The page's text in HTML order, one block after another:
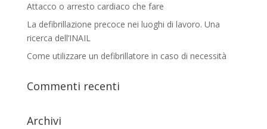
Attacco o arresto cardiaco che fare
La defibrillazione precoce nei luoghi di lavoro. Una
ricerca dell’INAIL
Come utilizzare un defibrillatore in caso di necessità
Commenti recenti
Archivi